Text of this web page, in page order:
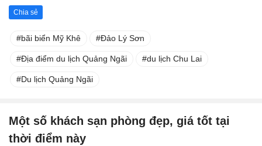
Chia sẻ
bãi biển Mỹ Khê Đảo Lý Sơn
Địa điểm du lịch Quảng Ngãi du lịch Chu Lai
Du lịch Quảng Ngãi
Một số khách sạn phòng đẹp, giá tốt tại
thời điểm này